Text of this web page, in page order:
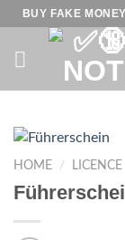
Skip
content
BUY FAKE
HOME / LICENCE